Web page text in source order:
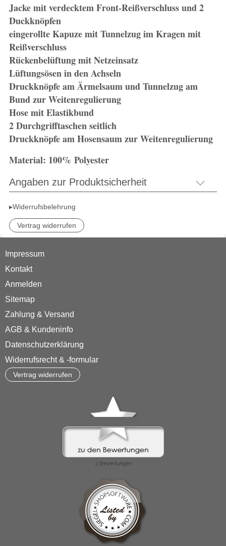
Jacke mit verdecktem Front-Reißverschluss und 2
Duckknöpfen
eingerollte Kapuze mit Tunnelzug im Kragen mit
Reißverschluss
Rückenbelüftung mit Netzeinsatz
Lüftungsösen in den Achseln
Druckknöpfe am Ärmelsaum und Tunnelzug am
Bund zur Weitenregulierung
Hose mit Elastikbund
2 Durchgrifftaschen seitlich
Druckknöpfe am Hosensaum zur Weitenregulierung
Material: 100% Polyester
Angaben zur Produktsicherheit
▸Widerrufsbelehrung
Vertrag widerrufen
Impressum
Kontakt
Anmelden
Sitemap
Zahlung & Versand
AGB & Kundeninfo
Datenschutzerklärung
Widerrufsrecht & -formular
Vertrag widerrufen